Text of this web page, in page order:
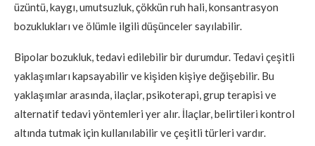
üzüntü, kaygı, umutsuzluk, çökkün ruh hali, konsantrasyon
bozuklukları ve ölümle ilgili düşünceler sayılabilir.
Bipolar bozukluk, tedavi edilebilir bir durumdur. Tedavi çeşitli
yaklaşımları kapsayabilir ve kişiden kişiye değişebilir. Bu
yaklaşımlar arasında, ilaçlar, psikoterapi, grup terapisi ve
alternatif tedavi yöntemleri yer alır. İlaçlar, belirtileri kontrol
altında tutmak için kullanılabilir ve çeşitli türleri vardır.